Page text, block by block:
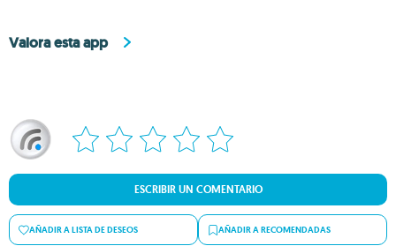
Valora esta app
ESCRIBIR UN COMENTARIO
AÑADIR A LISTA DE DESEOS AÑADIR A RECOMENDADAS